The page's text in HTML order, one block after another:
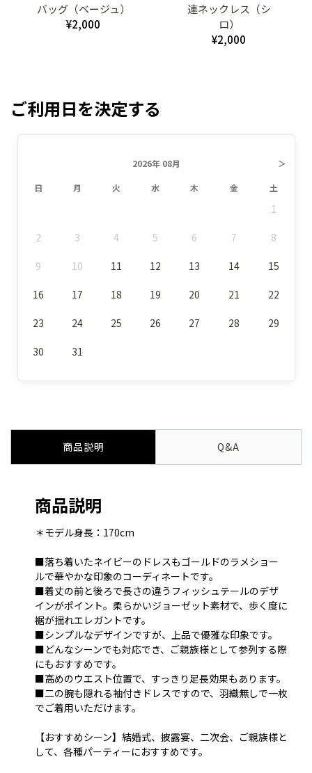
バッグ（ベージュ）
¥2,000
連ネックレス（シ
ロ）
¥2,000
ご利用日を決定する
2026年 08月 ＞
日 月 火 水 木 金 土
1
2 3 4 5 6 7 8
9 10 11 12 13 14 15
16 17 18 19 20 21 22
23 24 25 26 27 28 29
30 31
商品説明 Q&A
商品説明
＊モデル身長：170cm
■落ち着いたネイビーのドレスもゴールドのラメショー
ルで華やかな印象のコーディネートです。
■着丈の前と後ろで長さの違うフィッシュテールのデザ
インがポイント。柔らかいジョーゼット素材で、歩く度に
裾が揺れエレガントです。
■シンプルなデザインですが、上品で優雅な印象です。
■どんなシーンでも対応でき、ご親族様として参列する際
にもおすすめです。
■高めのウエスト位置で、すっきり足長効果もあります。
■二の腕も隠れる袖付きドレスですので、羽織無しで一枚
でご着用いただけます。
【おすすめシーン】結婚式、披露宴、二次会、ご親族様と
して、各種パーティーにおすすめです。